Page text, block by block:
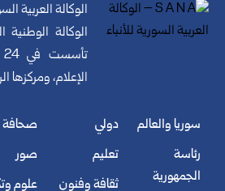
الوكالة العربية
الوكالة الوطنية
الإعلام،
سوريا والعالم
رئاسة
الجمهورية
دولي
تعليم
ثقافة وفنون
صحافة
صور
علوم